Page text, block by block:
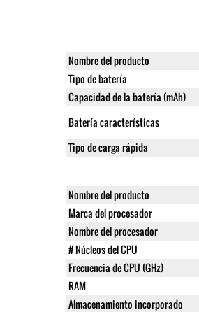
Nombre del producto
Tipo de batería
Capacidad de la batería (mAh)
Batería características
Tipo de carga rápida
Nombre del producto
Marca del procesador
Nombre del procesador
# Núcleos del CPU
Frecuencia de CPU (GHz)
RAM
Almacenamiento incorporado